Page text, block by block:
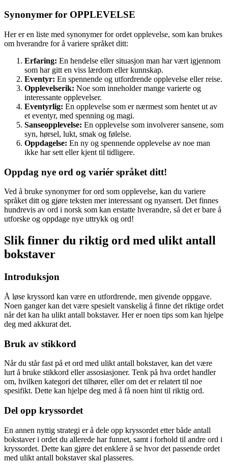
Synonymer for OPPLEVELSE
Her er en liste med synonymer for ordet opplevelse, som kan brukes
om hverandre for å variere språket ditt:
Erfaring: En hendelse eller situasjon man har vært igjennom
som har gitt en viss lærdom eller kunnskap.
Eventyr: En spennende og utfordrende opplevelse eller reise.
Opplevelserik: Noe som inneholder mange varierte og
interessante opplevelser.
Eventyrlig: En opplevelse som er nærmest som hentet ut av
et eventyr, med spenning og magi.
Sanseopplevelse: En opplevelse som involverer sansene, som
syn, hørsel, lukt, smak og følelse.
Oppdagelse: En ny og spennende opplevelse av noe man
ikke har sett eller kjent til tidligere.
Oppdag nye ord og variér språket ditt!
Ved å bruke synonymer for ord som opplevelse, kan du variere
språket ditt og gjøre teksten mer interessant og nyansert. Det finnes
hundrevis av ord i norsk som kan erstatte hverandre, så det er bare å
utforske og oppdage nye uttrykk og ord!
Slik finner du riktig ord med ulikt antall
bokstaver
Introduksjon
Å løse kryssord kan være en utfordrende, men givende oppgave.
Noen ganger kan det være spesielt vanskelig å finne det riktige ordet
når det kan ha ulikt antall bokstaver. Her er noen tips som kan hjelpe
deg med akkurat det.
Bruk av stikkord
Når du står fast på et ord med ulikt antall bokstaver, kan det være
lurt å bruke stikkord eller assosiasjoner. Tenk på hva ordet handler
om, hvilken kategori det tilhører, eller om det er relatert til noe
spesifikt. Dette kan hjelpe deg med å få noen hint til riktig ord.
Del opp kryssordet
En annen nyttig strategi er å dele opp kryssordet etter både antall
bokstaver i ordet du allerede har funnet, samt i forhold til andre ord i
kryssordet. Dette kan gjøre det enklere å se hvor det passende ordet
med ulikt antall bokstaver skal plasseres.